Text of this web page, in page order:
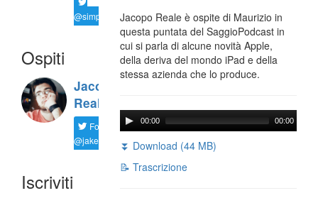
@simplemal
Ospiti
Jacopo
Reale
Follow
@jakereale
Iscriviti
Jacopo Reale è ospite di Maurizio in
questa puntata del SaggioPodcast in
cui si parla di alcune novità Apple,
della deriva del mondo iPad e della
stessa azienda che lo produce.
00:00 00:00
⏬ Download (44 MB)
📝 Trascrizione